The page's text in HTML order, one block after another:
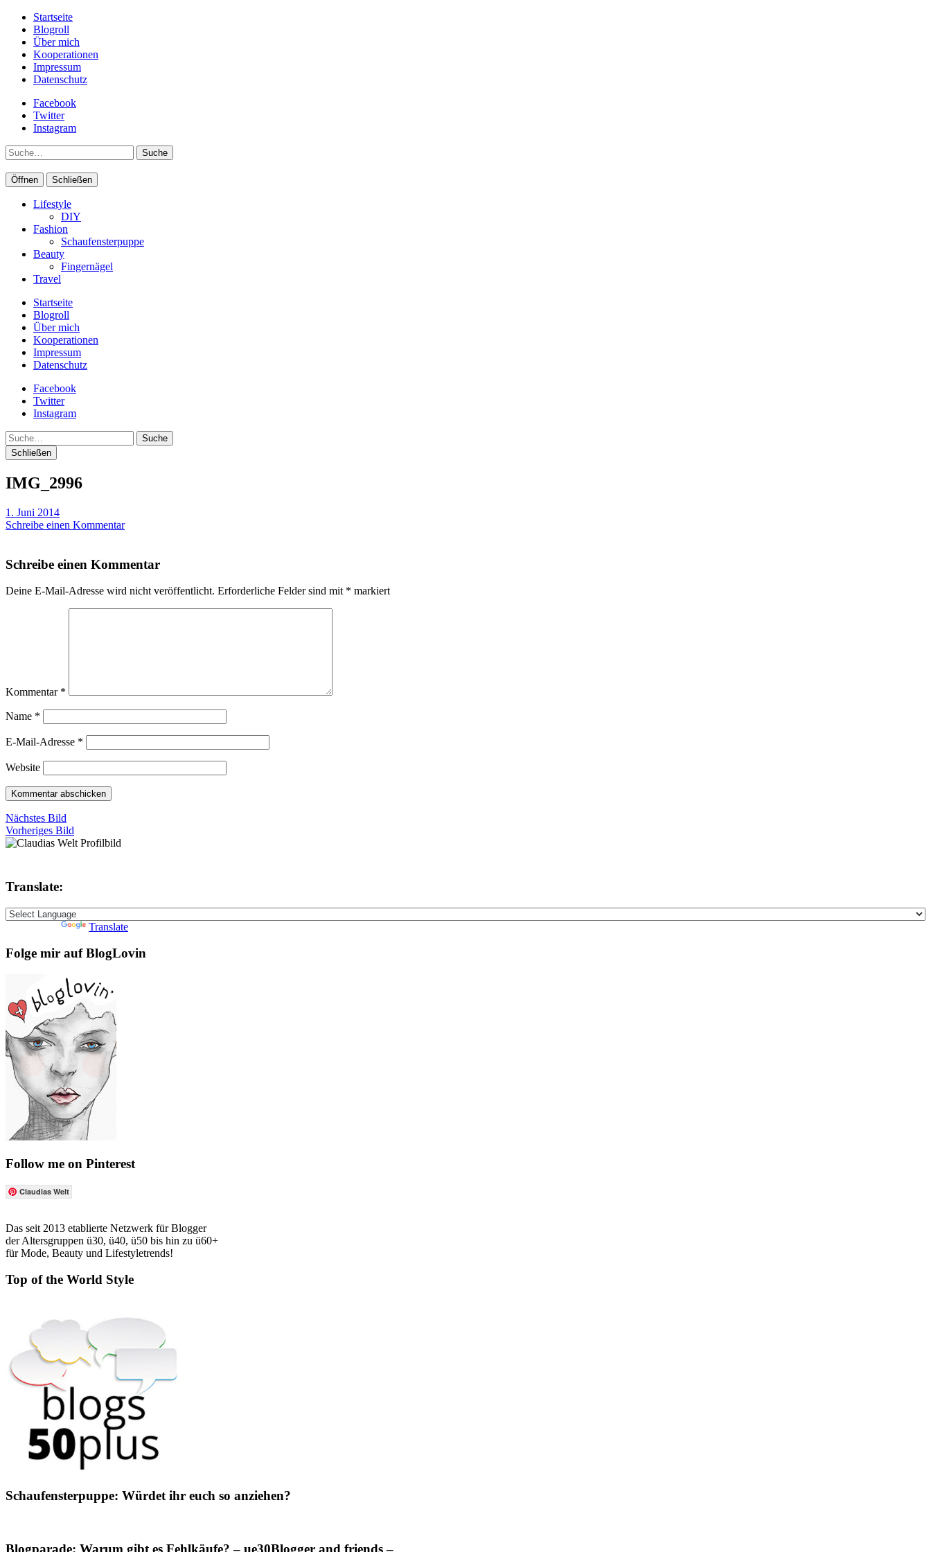
Startseite
Blogroll
Über mich
Kooperationen
Impressum
Datenschutz
Facebook
Twitter
Instagram
Suche
Öffnen Schließen
Lifestyle
DIY
Fashion
Schaufensterpuppe
Beauty
Fingernägel
Travel
Startseite
Blogroll
Über mich
Kooperationen
Impressum
Datenschutz
Facebook
Twitter
Instagram
Suche
Schließen
IMG_2996
1. Juni 2014
Schreibe einen Kommentar
Schreibe einen Kommentar
Deine E-Mail-Adresse wird nicht veröffentlicht. Erforderliche Felder sind mit * markiert
Kommentar *
Name *
E-Mail-Adresse *
Website
Nächstes Bild
Vorheriges Bild
Translate:
Translate
Folge mir auf BlogLovin
Follow me on Pinterest
Claudias Welt
Das seit 2013 etablierte Netzwerk für Blogger
der Altersgruppen ü30, ü40, ü50 bis hin zu ü60+
für Mode, Beauty und Lifestyletrends!
Top of the World Style
Schaufensterpuppe: Würdet ihr euch so anziehen?
Blogparade: Warum gibt es Fehlkäufe? – ue30Blogger and friends –